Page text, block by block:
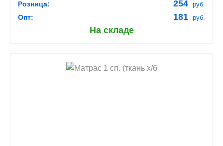
Розница: 254 руб.
Опт: 181 руб.
На складе
shopping_cart В КОРЗИНУ